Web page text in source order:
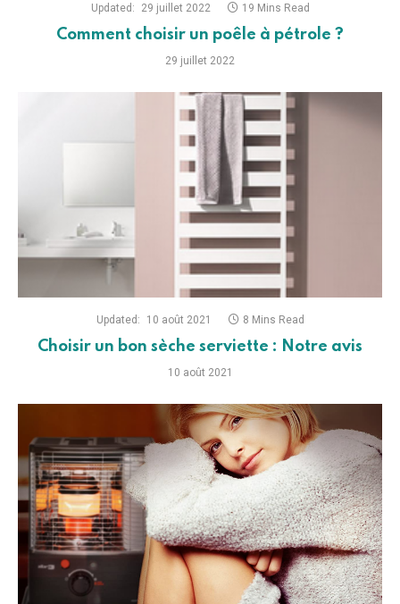
Updated: 29 juillet 2022 19 Mins Read
Comment choisir un poêle à pétrole ?
29 juillet 2022
Updated: 10 août 2021 8 Mins Read
Choisir un bon sèche serviette : Notre avis
10 août 2021